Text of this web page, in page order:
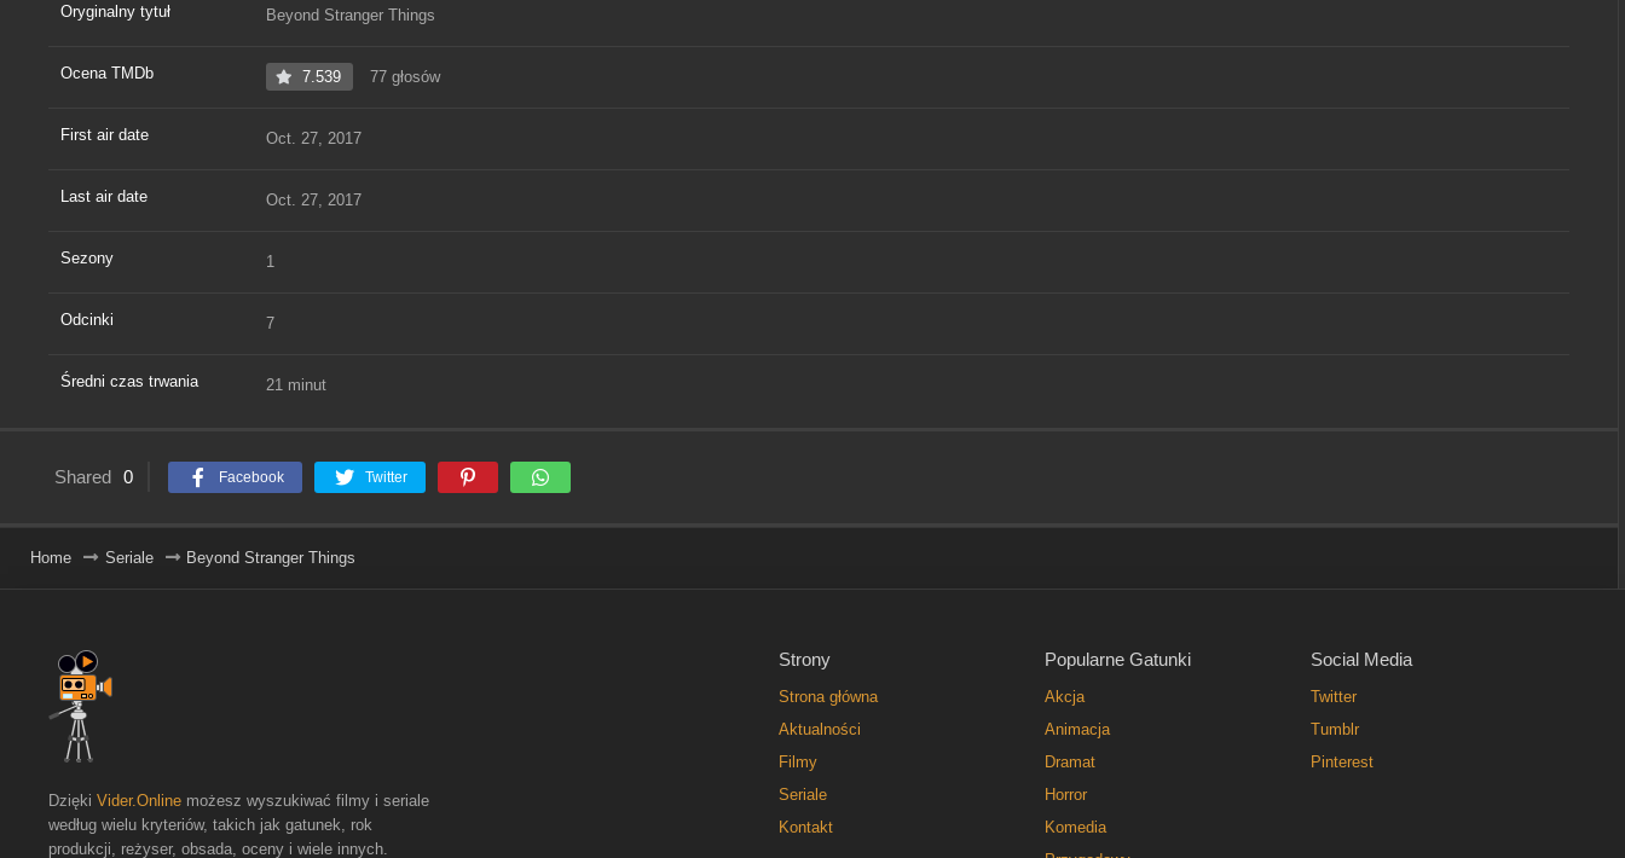
Oryginalny tytuł Beyond Stranger Things
Ocena TMDb 7.539 77 głosów
First air date Oct. 27, 2017
Last air date Oct. 27, 2017
Sezony 1
Odcinki 7
Średni czas trwania 21 minut
Shared 0 Facebook Twitter
Home Seriale Beyond Stranger Things
Strony
Strona główna
Aktualności
Filmy
Seriale
Kontakt
Popularne Gatunki
Akcja
Animacja
Dramat
Horror
Komedia
Social Media
Twitter
Tumblr
Pinterest
Dzięki Vider.Online możesz wyszukiwać filmy i seriale
według wielu kryteriów, takich jak gatunek, rok
produkcji, reżyser, obsada, oceny i wiele innych.